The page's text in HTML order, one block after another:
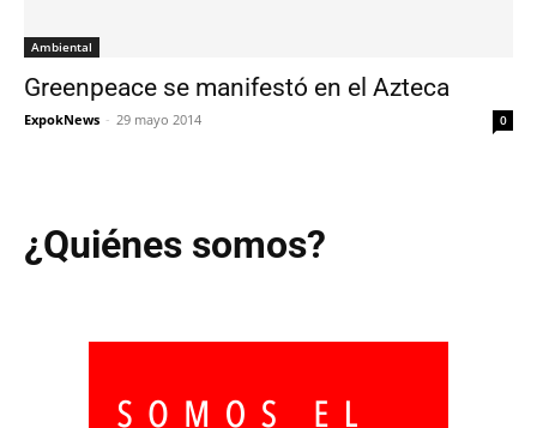
Ambiental
Greenpeace se manifestó en el Azteca
ExpokNews - 29 mayo 2014 0
¿Quiénes somos?